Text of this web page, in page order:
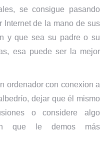
se consigue pasando
Internet de la mano de sus
y que sea su padre o su
esa puede ser la mejor
ordenador con conexion a
dejar que él mismo
o considere algo
que le demos más